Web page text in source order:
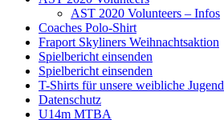
AST 2020 Volunteers – Infos
Coaches Polo-Shirt
Fraport Skyliners Weihnachtsaktion
Spielbericht einsenden
Spielbericht einsenden
T-Shirts für unsere weibliche Jugend
Datenschutz
U14m MTBA